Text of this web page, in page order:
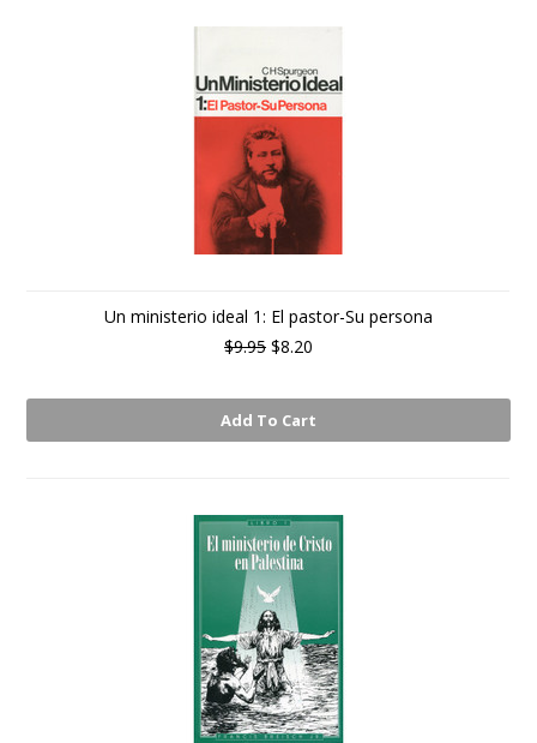
Un ministerio ideal 1: El pastor-Su persona
$9.95 $8.20
Add To Cart